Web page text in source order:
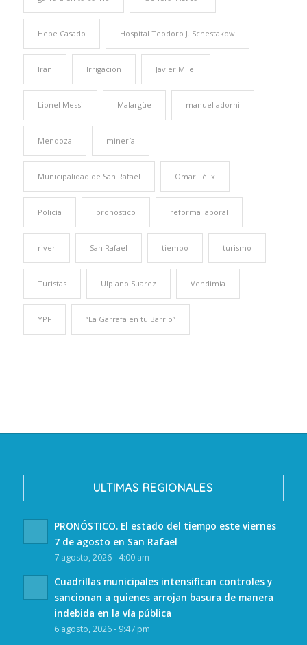
Hebe Casado Hospital Teodoro J. Schestakow
Iran Irrigación Javier Milei
Lionel Messi Malargüe manuel adorni
Mendoza minería
Municipalidad de San Rafael Omar Félix
Policía pronóstico reforma laboral
river San Rafael tiempo turismo
Turistas Ulpiano Suarez Vendimia
YPF “La Garrafa en tu Barrio”
ULTIMAS REGIONALES
PRONÓSTICO. El estado del tiempo este viernes
7 de agosto en San Rafael
7 agosto, 2026 - 4:00 am
Cuadrillas municipales intensifican controles y
sancionan a quienes arrojan basura de manera
indebida en la vía pública
6 agosto, 2026 - 9:47 pm